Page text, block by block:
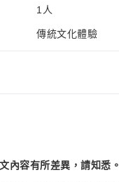
1人
傳統文化體驗
內容有所差異，請知悉。